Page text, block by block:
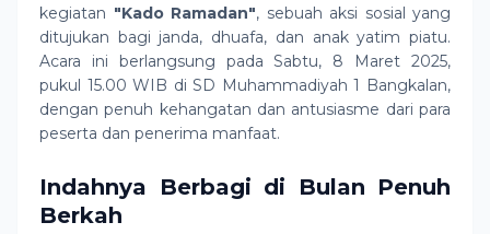
kegiatan "Kado Ramadan", sebuah aksi sosial yang
ditujukan bagi janda, dhuafa, dan anak yatim piatu.
Acara ini berlangsung pada Sabtu, 8 Maret 2025,
pukul 15.00 WIB di SD Muhammadiyah 1 Bangkalan,
dengan penuh kehangatan dan antusiasme dari para
peserta dan penerima manfaat.
Indahnya Berbagi di Bulan Penuh
Berkah